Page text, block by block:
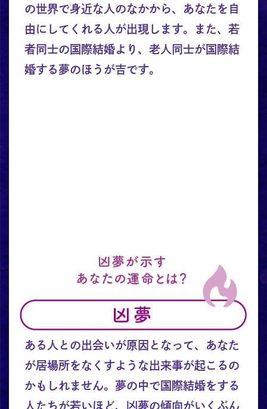
の世界で身近な人のなかから、あなたを自
由にしてくれる人が出現します。また、若
者同士の国際結婚より、老人同士が国際結
婚する夢のほうが吉です。
ある人との出会いが原因となって、あなた
が居場所をなくすような出来事が起こるの
かもしれません。夢の中で国際結婚をする
人たちが若いほど、凶夢の傾向がいくぶん